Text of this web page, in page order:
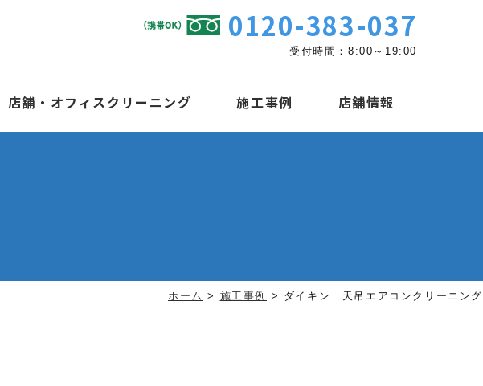
0120-383-037
受付時間：8:00～19:00
店舗・オフィスクリーニング 施工事例 店舗情報
ホーム > 施工事例 > ダイキン 天吊エアコンクリーニング